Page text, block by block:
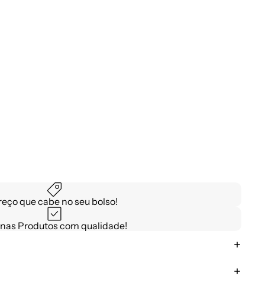
que cabe no seu bolso!
Produtos com qualidade!